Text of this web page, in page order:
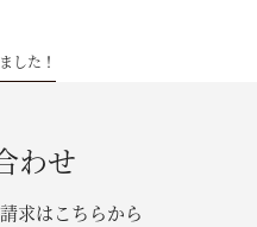
した！
わせ
求はこちらから